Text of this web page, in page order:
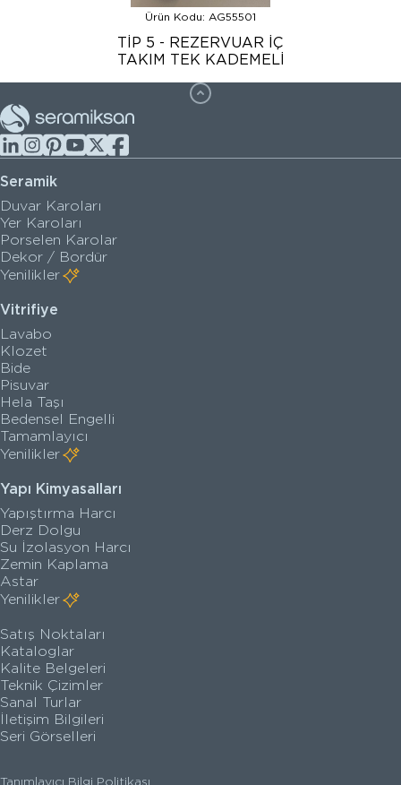
Ürün Kodu: AG55501
TİP 5 - REZERVUAR İÇ
TAKIM TEK KADEMELİ
Seramik
Duvar Karoları
Yer Karoları
Porselen Karolar
Dekor / Bordür
Yenilikler
Vitrifiye
Lavabo
Klozet
Bide
Pisuvar
Hela Taşı
Bedensel Engelli
Tamamlayıcı
Yenilikler
Yapı Kimyasalları
Yapıştırma Harcı
Derz Dolgu
Su İzolasyon Harcı
Zemin Kaplama
Astar
Yenilikler
Satış Noktaları
Kataloglar
Kalite Belgeleri
Teknik Çizimler
Sanal Turlar
İletişim Bilgileri
Seri Görselleri
Tanımlayıcı Bilgi Politikası